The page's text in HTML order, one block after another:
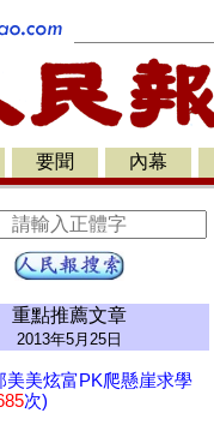
要聞 內幕
重點推薦文章
2013年5月25日
美美炫富PK爬懸崖求學
次)